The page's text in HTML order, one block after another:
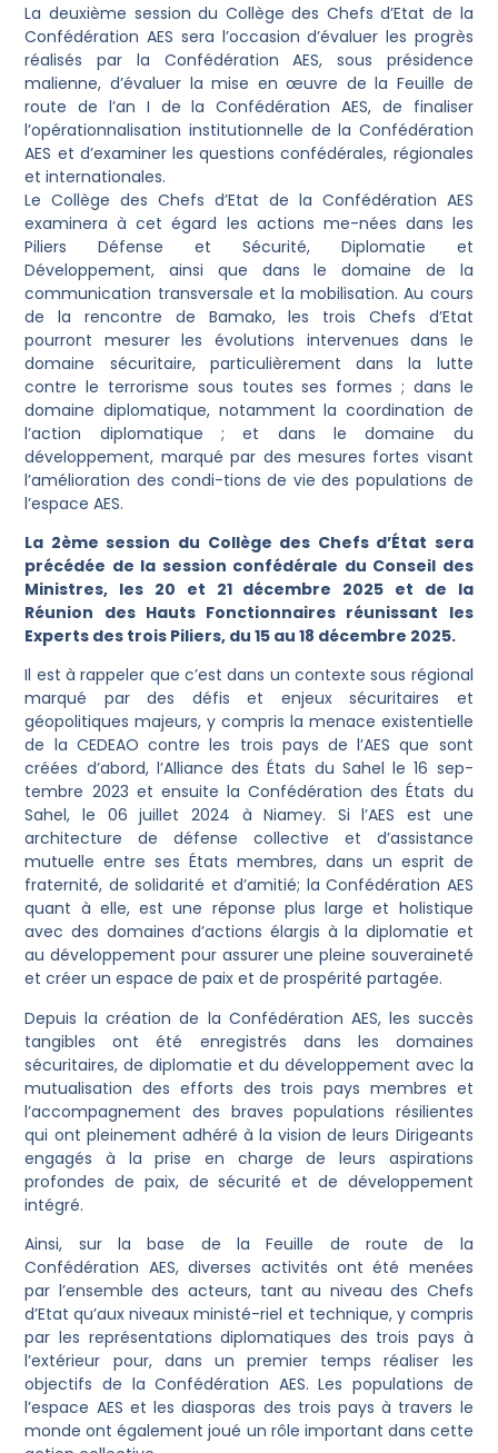
La deuxième session du Collège des Chefs d’Etat de la
Confédération AES sera l’occasion d’évaluer les progrès
réalisés par la Confédération AES, sous présidence
malienne, d’évaluer la mise en œuvre de la Feuille de
route de l’an I de la Confédération AES, de finaliser
l’opérationnalisation institutionnelle de la Confédération
AES et d’examiner les questions confédérales, régionales
et internationales.
Le Collège des Chefs d’Etat de la Confédération AES
examinera à cet égard les actions me-nées dans les
Piliers Défense et Sécurité, Diplomatie et
Développement, ainsi que dans le domaine de la
communication transversale et la mobilisation. Au cours
de la rencontre de Bamako, les trois Chefs d’Etat
pourront mesurer les évolutions intervenues dans le
domaine sécuritaire, particulièrement dans la lutte
contre le terrorisme sous toutes ses formes ; dans le
domaine diplomatique, notamment la coordination de
l’action diplomatique ; et dans le domaine du
développement, marqué par des mesures fortes visant
l’amélioration des condi-tions de vie des populations de
l’espace AES.
La 2ème session du Collège des Chefs d’État sera
précédée de la session confédérale du Conseil des
Ministres, les 20 et 21 décembre 2025 et de la
Réunion des Hauts Fonctionnaires réunissant les
Experts des trois Piliers, du 15 au 18 décembre 2025.
Il est à rappeler que c’est dans un contexte sous régional
marqué par des défis et enjeux sécuritaires et
géopolitiques majeurs, y compris la menace existentielle
de la CEDEAO contre les trois pays de l’AES que sont
créées d’abord, l’Alliance des États du Sahel le 16 sep-
tembre 2023 et ensuite la Confédération des États du
Sahel, le 06 juillet 2024 à Niamey. Si l’AES est une
architecture de défense collective et d’assistance
mutuelle entre ses États membres, dans un esprit de
fraternité, de solidarité et d’amitié; la Confédération AES
quant à elle, est une réponse plus large et holistique
avec des domaines d’actions élargis à la diplomatie et
au développement pour assurer une pleine souveraineté
et créer un espace de paix et de prospérité partagée.
Depuis la création de la Confédération AES, les succès
tangibles ont été enregistrés dans les domaines
sécuritaires, de diplomatie et du développement avec la
mutualisation des efforts des trois pays membres et
l’accompagnement des braves populations résilientes
qui ont pleinement adhéré à la vision de leurs Dirigeants
engagés à la prise en charge de leurs aspirations
profondes de paix, de sécurité et de développement
intégré.
Ainsi, sur la base de la Feuille de route de la
Confédération AES, diverses activités ont été menées
par l’ensemble des acteurs, tant au niveau des Chefs
d’Etat qu’aux niveaux ministé-riel et technique, y compris
par les représentations diplomatiques des trois pays à
l’extérieur pour, dans un premier temps réaliser les
objectifs de la Confédération AES. Les populations de
l’espace AES et les diasporas des trois pays à travers le
monde ont également joué un rôle important dans cette